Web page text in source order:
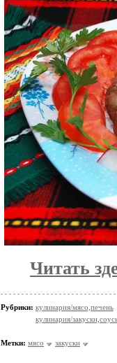
Читать
Рубрики: кулинария/мясо,печень
кулинария/
Метки: мясо закуски